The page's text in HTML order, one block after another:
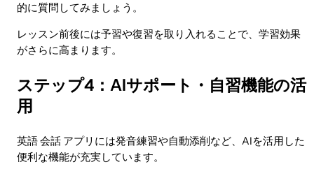
的に質問してみましょう。
レッスン前後には予習や復習を取り入れることで、学習効果
がさらに高まります。
ステップ4：AIサポート・自習機能の活
用
英語 会話 アプリには発音練習や自動添削など、AIを活用した
便利な機能が充実しています。